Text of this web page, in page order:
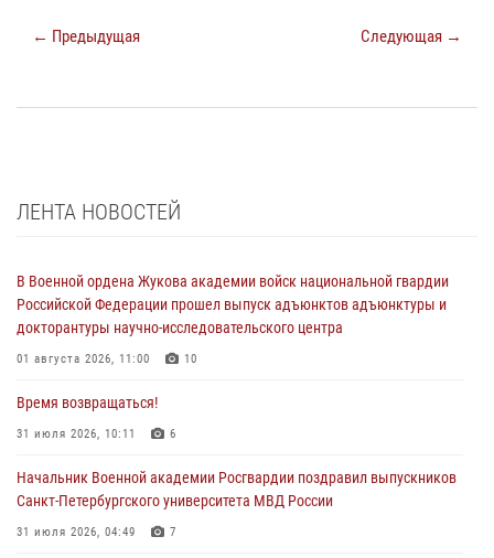
← Предыдущая Следующая →
ЛЕНТА НОВОСТЕЙ
В Военной ордена Жукова академии войск национальной гвардии
Российской Федерации прошел выпуск адъюнктов адъюнктуры и
докторантуры научно-исследовательского центра
01 августа 2026, 11:00 10
Время возвращаться!
31 июля 2026, 10:11 6
Начальник Военной академии Росгвардии поздравил выпускников
Санкт-Петербургского университета МВД России
31 июля 2026, 04:49 7